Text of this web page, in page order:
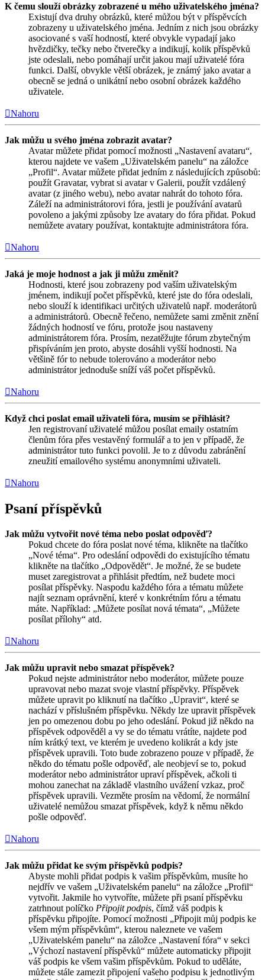
K čemu slouží obrázky zobrazené u mého uživatelského jména?
Existují dva druhy obrázků, které můžou být v příspěvcích
zobrazeny u uživatelského jména. Jedním z nich jsou obrázky
asociované s vaší hodností, které obvykle vypadají jako
hvězdičky, tečky nebo čtverečky a indikují, kolik příspěvků
jste odeslali, nebo pomáhají určit jakou mají uživatelé fóra
funkci. Další, obvykle větší obrázek, je známý jako avatar a
obecně se jedná o unikátní nebo osobní obrázek každého
uživatele.
Nahoru
Jak můžu u svého jména zobrazit avatar?
Avatar můžete přidat pomocí možnosti „Nastavení avataru“,
kterou najdete ve vašem „Uživatelském panelu“ na záložce
„Profil“. Avatar můžete přidat jedním z následujících způsobů:
použít Gravatar, vybrat si avatar v Galerii, použít vzdálený
avatar (z jiného webu), nebo avatar nahrát do tohoto fóra.
Záleží na administrátorovi fóra, jestli je používání avatarů
povoleno a jakými způsoby lze avatary do fóra přidat. Pokud
nemůžete avatary používat, kontaktujte administrátora fóra.
Nahoru
Jaká je moje hodnost a jak ji můžu změnit?
Hodnosti, které jsou zobrazeny pod vaším uživatelským
jménem, indikují počet příspěvků, které jste do fóra odeslali,
nebo slouží k identifikaci určitých uživatelů např. moderátorů
a administrátorů. Obecně řečeno, nemůžete sami změnit znění
žádných hodností ve fóru, protože jsou nastaveny
administrátorem fóra. Prosím, nezatěžujte fórum zbytečným
přispíváním jen proto, abyste dosáhli vyšší hodnosti. Na
většině fór to nebude tolerováno a moderátor nebo
administrátor jednoduše sníží váš počet příspěvků.
Nahoru
Když chci poslat email uživateli fóra, musím se přihlásit?
Jen registrovaní uživatelé můžou posílat emaily ostatním
členům fóra přes vestavěný formulář a to jen v případě, že
administrátor tuto funkci povolil. Je to z důvodu zabránění
zneužití emailového systému anonymními uživateli.
Nahoru
Psaní příspěvků
Jak můžu vytvořit nové téma nebo poslat odpověď?
Pokud chcete do fóra poslat nové téma, klikněte na tlačítko
„Nové téma“. Pro odeslání odpovědi do existujícího tématu
klikněte na tlačítko „Odpovědět“. Je možné, že se budete
muset zaregistrovat a přihlásit předtím, než budete moci
posílat příspěvky. Naspodu každého fóra a tématu můžete
najít seznam oprávnění, které v konkrétním fóru a tématu
máte. Například: „Můžete posílat nová témata“, „Můžete
posílat přílohy“ atd.
Nahoru
Jak můžu upravit nebo smazat příspěvek?
Pokud nejste administrátor nebo moderátor, můžete pouze
upravovat nebo mazat svoje vlastní příspěvky. Příspěvek
můžete upravit po kliknutí na tlačítko „Upravit“, které se
nachází v příslušném příspěvku. Někdy lze upravit příspěvek
jen po omezenou dobu po jeho odeslání. Pokud již někdo na
příspěvek odpověděl a vy se do tématu vrátíte, najdete pod
ním krátký text, ve kterém je uvedeno kolikrát a kdy jste
příspěvek upravili. Toto bude zobrazeno pouze v případě, že
někdo do tématu pošle odpověď, ale neobjeví se to, pokud
moderátor nebo administrátor upraví příspěvek, ačkoli ti
mohou zanechat na základě vlastního uvážení vzkaz, proč
příspěvek upravili. Vezměte prosím na vědomí, že normální
uživatelé nemůžou smazat příspěvek, když k němu někdo
pošle odpověď.
Nahoru
Jak můžu přidat ke svým příspěvků podpis?
Abyste mohli přidat podpis k vašim příspěvkům, musíte ho
nejdřív ve vašem „Uživatelském panelu“ na záložce „Profil“
vytvořit. Jakmile ho vytvoříte, můžete při psaní příspěvku
zatrhnout políčko Připojit podpis, čímž váš podpis k
příspěvku připojíte. Pomocí možnosti „Připojit můj podpis ke
všem mým příspěvkům“, kterou naleznete ve vašem
„Uživatelském panelu“ na záložce „Nastavení fóra“ v sekci
„Výchozí nastavení příspěvků“ můžete automaticky připojit
váš podpis ke všem vašim příspěvkům. Pokud to uděláte,
můžete stále zamezit připojení vašeho podpisu k jednotlivým